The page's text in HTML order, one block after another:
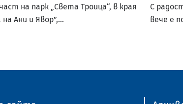
на парк „Света Троица“, в края
Ани и Явор”,…
С
вече е